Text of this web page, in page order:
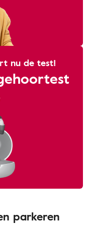
nu de test!
parkeren